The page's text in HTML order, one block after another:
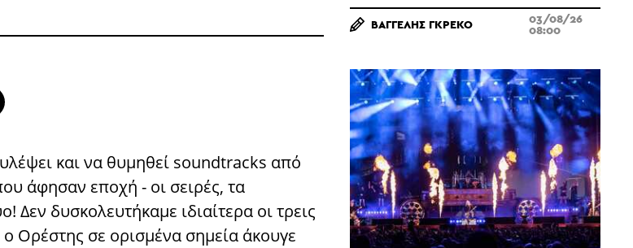
και να θυμηθεί soundtracks από
άφησαν εποχή - οι σειρές, τα
Δεν δυσκολευτήκαμε ιδιαίτερα οι τρεις
Ορέστης σε ορισμένα σημεία άκουγε
ΒΑΓΓΈΛΗΣ ΓΚΡΈΚΟ 03/08/26
08:00